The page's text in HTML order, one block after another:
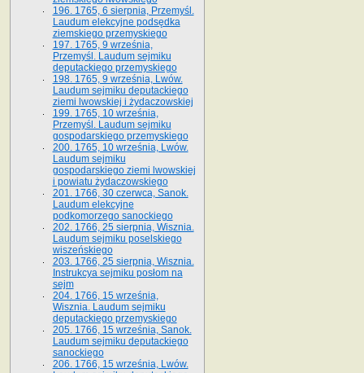
196. 1765, 6 sierpnia, Przemyśl.
Laudum elekcyjne podsędka
ziemskiego przemyskiego
197. 1765, 9 września,
Przemyśl. Laudum sejmiku
deputackiego przemyskiego
198. 1765, 9 września, Lwów.
Laudum sejmiku deputackiego
ziemi lwowskiej i żydaczowskiej
199. 1765, 10 września,
Przemyśl. Laudum sejmiku
gospodarskiego przemyskiego
200. 1765, 10 września, Lwów.
Laudum sejmiku
gospodarskiego ziemi lwowskiej
i powiatu żydaczowskiego
201. 1766, 30 czerwca, Sanok.
Laudum elekcyjne
podkomorzego sanockiego
202. 1766, 25 sierpnia, Wisznia.
Laudum sejmiku poselskiego
wiszeńskiego
203. 1766, 25 sierpnia, Wisznia.
Instrukcya sejmiku posłom na
sejm
204. 1766, 15 września,
Wisznia. Laudum sejmiku
deputackiego przemyskiego
205. 1766, 15 września, Sanok.
Laudum sejmiku deputackiego
sanockiego
206. 1766, 15 września, Lwów.